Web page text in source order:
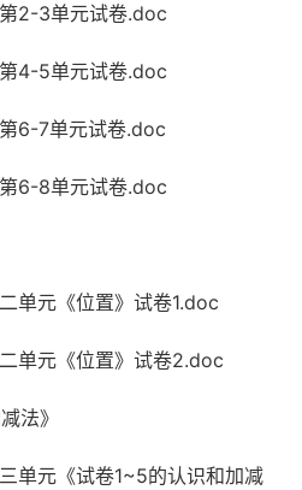
2-3单元试卷.doc
4-5单元试卷.doc
6-7单元试卷.doc
6-8单元试卷.doc
单元《位置》试卷1.doc
单元《位置》试卷2.doc
法》
单元《试卷1~5的认识和加减